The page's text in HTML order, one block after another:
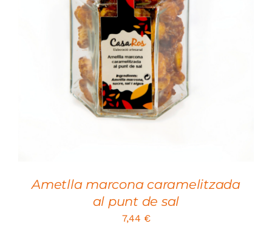
SELECT OPTIONS
/
Ametlla marcona caramelitzada
al punt de sal
7,44 €